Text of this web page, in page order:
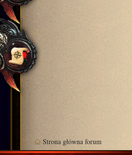
Strona główna forum